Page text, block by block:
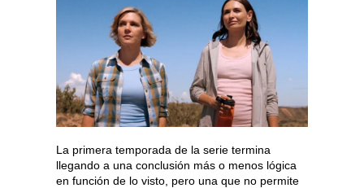
La primera temporada de la serie termina
llegando a una conclusión más o menos lógica
en función de lo visto, pero una que no permite